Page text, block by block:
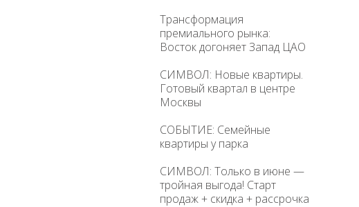
Трансформация
премиального рынка:
Восток догоняет Запад ЦАО
СИМВОЛ: Новые квартиры.
Готовый квартал в центре
Москвы
СОБЫТИЕ: Семейные
квартиры у парка
СИМВОЛ: Только в июне —
тройная выгода! Старт
продаж + скидка + рассрочка